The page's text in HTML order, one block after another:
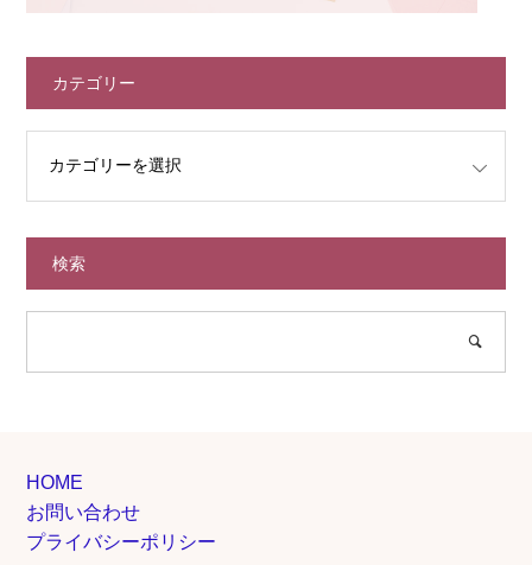
カテゴリー
検索
HOME
お問い合わせ
プライバシーポリシー